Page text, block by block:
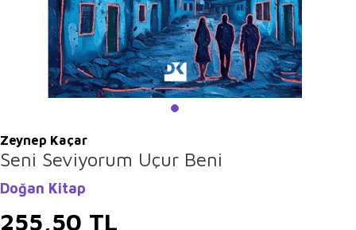
Zeynep Kaçar
Seni Seviyorum Uçur Beni
Doğan Kitap
255,50 TL